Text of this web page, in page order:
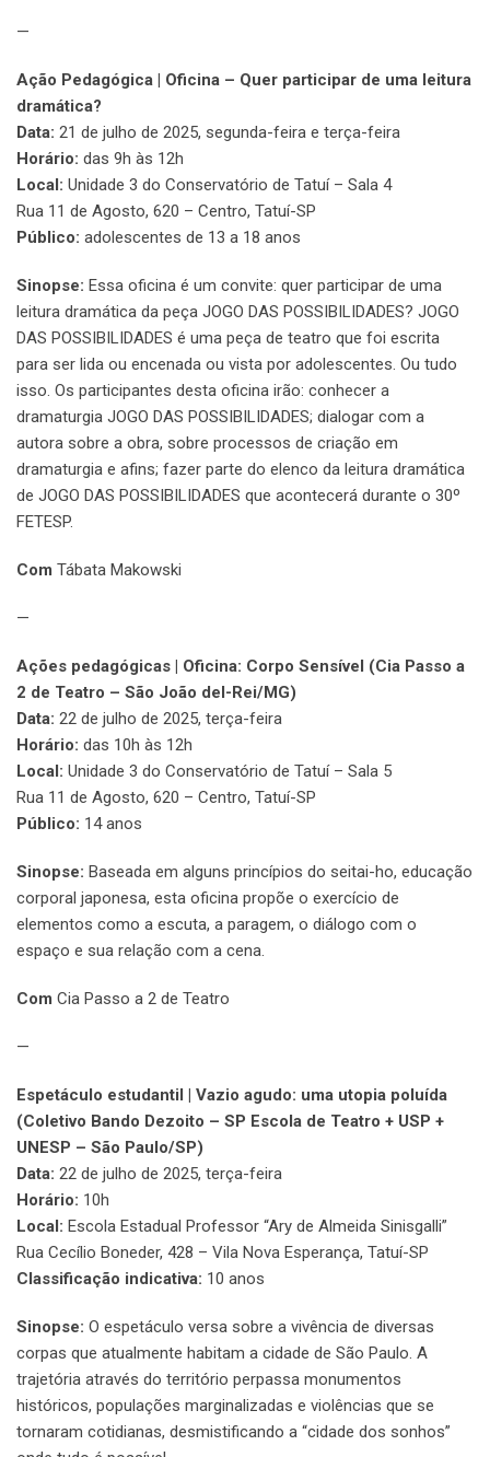
—
Ação Pedagógica | Oficina – Quer participar de uma leitura
dramática?
Data: 21 de julho de 2025, segunda-feira e terça-feira
Horário: das 9h às 12h
Local: Unidade 3 do Conservatório de Tatuí – Sala 4
Rua 11 de Agosto, 620 – Centro, Tatuí-SP
Público: adolescentes de 13 a 18 anos
Sinopse: Essa oficina é um convite: quer participar de uma
leitura dramática da peça JOGO DAS POSSIBILIDADES? JOGO
DAS POSSIBILIDADES é uma peça de teatro que foi escrita
para ser lida ou encenada ou vista por adolescentes. Ou tudo
isso. Os participantes desta oficina irão: conhecer a
dramaturgia JOGO DAS POSSIBILIDADES; dialogar com a
autora sobre a obra, sobre processos de criação em
dramaturgia e afins; fazer parte do elenco da leitura dramática
de JOGO DAS POSSIBILIDADES que acontecerá durante o 30º
FETESP.
Com Tábata Makowski
—
Ações pedagógicas | Oficina: Corpo Sensível (Cia Passo a
2 de Teatro – São João del-Rei/MG)
Data: 22 de julho de 2025, terça-feira
Horário: das 10h às 12h
Local: Unidade 3 do Conservatório de Tatuí – Sala 5
Rua 11 de Agosto, 620 – Centro, Tatuí-SP
Público: 14 anos
Sinopse: Baseada em alguns princípios do seitai-ho, educação
corporal japonesa, esta oficina propõe o exercício de
elementos como a escuta, a paragem, o diálogo com o
espaço e sua relação com a cena.
Com Cia Passo a 2 de Teatro
—
Espetáculo estudantil | Vazio agudo: uma utopia poluída
(Coletivo Bando Dezoito – SP Escola de Teatro + USP +
UNESP – São Paulo/SP)
Data: 22 de julho de 2025, terça-feira
Horário: 10h
Local: Escola Estadual Professor “Ary de Almeida Sinisgalli”
Rua Cecílio Boneder, 428 – Vila Nova Esperança, Tatuí-SP
Classificação indicativa: 10 anos
Sinopse: O espetáculo versa sobre a vivência de diversas
corpas que atualmente habitam a cidade de São Paulo. A
trajetória através do território perpassa monumentos
históricos, populações marginalizadas e violências que se
tornaram cotidianas, desmistificando a “cidade dos sonhos”